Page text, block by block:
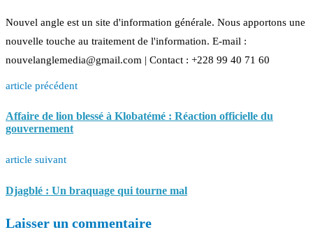
Nouvel angle est un site d'information générale. Nous apportons une
nouvelle touche au traitement de l'information. E-mail :
nouvelanglemedia@gmail.com | Contact : +228 99 40 71 60
article précédent
Affaire de lion blessé à Klobatémé : Réaction officielle du
gouvernement
article suivant
Djagblé : Un braquage qui tourne mal
Laisser un commentaire